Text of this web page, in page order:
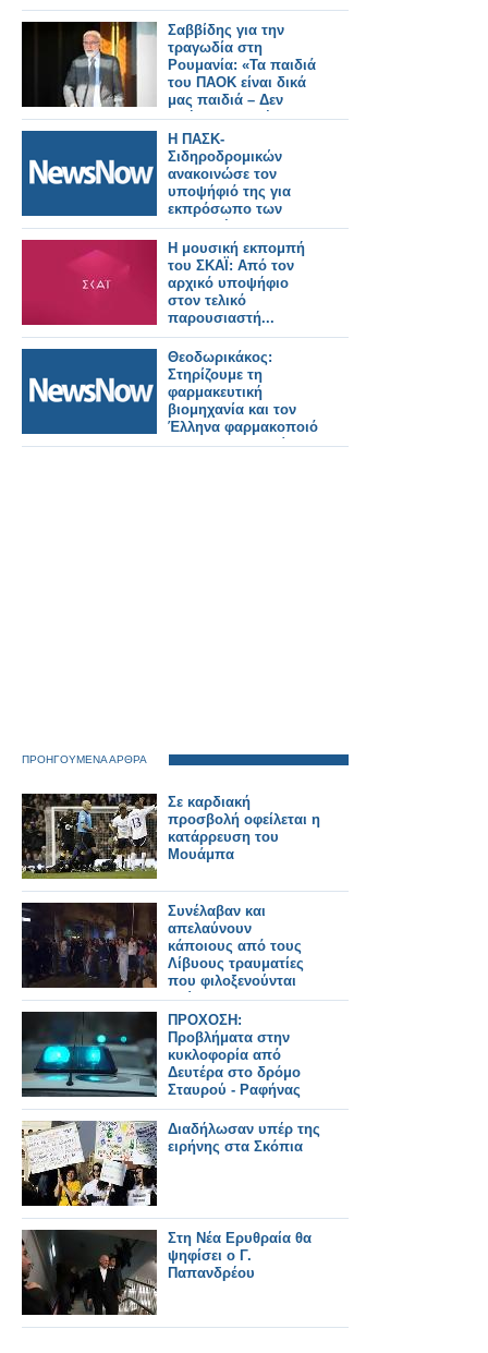
Σαββίδης για την
τραγωδία στη
Ρουμανία: «Τα παιδιά
του ΠΑΟΚ είναι δικά
μας παιδιά – Δεν
αφήνουμε κανέναν
μόνο»
Η ΠΑΣΚ-
Σιδηροδρομικών
ανακοινώσε τον
υποψήφιό της για
εκπρόσωπο των
εργαζομένων στη
διοίκηση του ΟΣΕ
Η μουσική εκπομπή
του ΣΚΑΪ: Από τον
αρχικό υποψήφιο
στον τελικό
παρουσιαστή...
Θεοδωρικάκος:
Στηρίζουμε τη
φαρμακευτική
βιομηχανία και τον
Έλληνα φαρμακοποιό
- Έχουν σπουδαίο
ΠΡΟΗΓΟΥΜΕΝΑ ΑΡΘΡΑ
Σε καρδιακή
προσβολή οφείλεται η
κατάρρευση του
Μουάμπα
Συνέλαβαν και
απελαύνουν
κάποιους από τους
Λίβυους τραυματίες
που φιλοξενούνται
εδώ
ΠΡΟΧΟΣΗ:
Προβλήματα στην
κυκλοφορία από
Δευτέρα στο δρόμο
Σταυρού - Ραφήνας
Διαδήλωσαν υπέρ της
ειρήνης στα Σκόπια
Στη Νέα Ερυθραία θα
ψηφίσει ο Γ.
Παπανδρέου